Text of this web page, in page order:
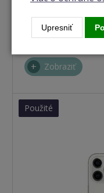
iPhone 12 Pro Max
Zobraziť
Použité
Upresniť